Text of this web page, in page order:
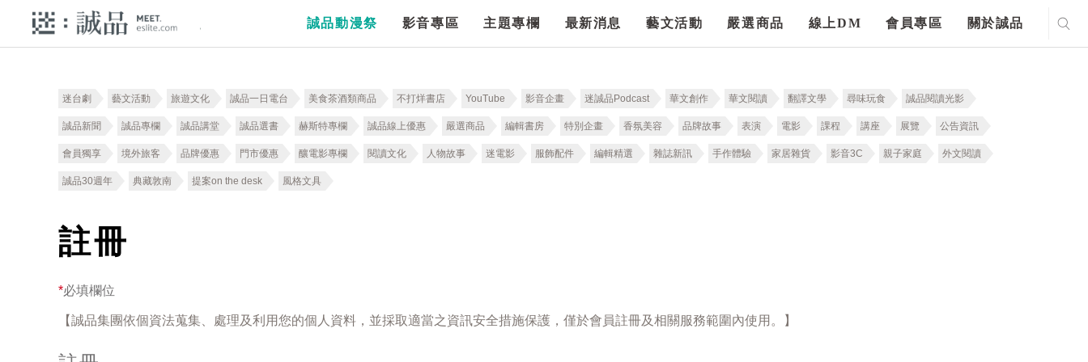
誠品動漫祭 影音專區 主題專欄 最新消息 藝文活動 嚴選商品 線上DM 會員專區 關於誠品
迷台劇 藝文活動 旅遊文化 誠品一日電台 美食茶酒類商品 不打烊書店 YouTube 影音企畫 迷誠品Podcast 華文創作 華文閱讀 翻譯文學 尋味玩食 誠品閱讀光影
誠品新聞 誠品專欄 誠品講堂 誠品選書 赫斯特專欄 誠品線上優惠 嚴選商品 編輯書房 特別企畫 香氛美容 品牌故事 表演 電影 課程 講座 展覽 公告資訊
會員獨享 境外旅客 品牌優惠 門市優惠 釀電影專欄 閱讀文化 人物故事 迷電影 服飾配件 編輯精選 雜誌新訊 手作體驗 家居雜貨 影音3C 親子家庭 外文閱讀
誠品30週年 典藏敦南 提案on the desk 風格文具
註冊
*必填欄位
【誠品集團依個資法蒐集、處理及利用您的個人資料，並採取適當之資訊安全措施保護，僅於會員註冊及相關服務範圍內使用。】